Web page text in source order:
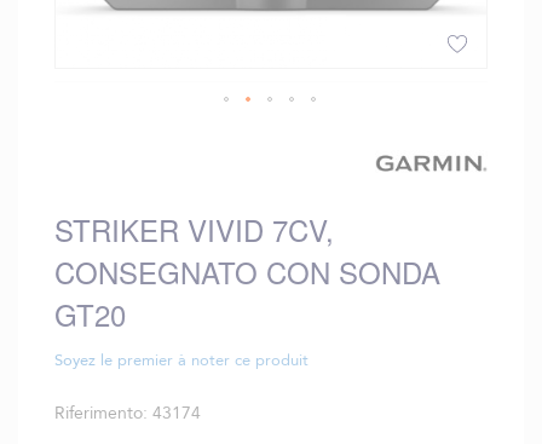
di
immagini
STRIKER VIVID 7CV,
CONSEGNATO CON SONDA
GT20
Soyez le premier à noter ce produit
Riferimento 43174